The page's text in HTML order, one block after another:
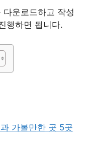
운로드하고 작성
행하면 됩니다.
가볼만한 곳 5곳